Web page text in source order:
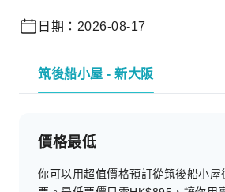
日期：2026-08-17
筑後船小屋 - 新大阪
價格最低
你可以用超值價格預訂從筑後船小屋